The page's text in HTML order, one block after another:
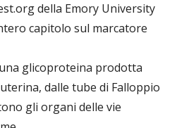
della Emory University
capitolo sul marcatore
glicoproteina prodotta
dalle tube di Falloppio
gli organi delle vie